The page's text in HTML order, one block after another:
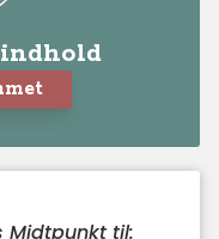
Midtpunkt til: